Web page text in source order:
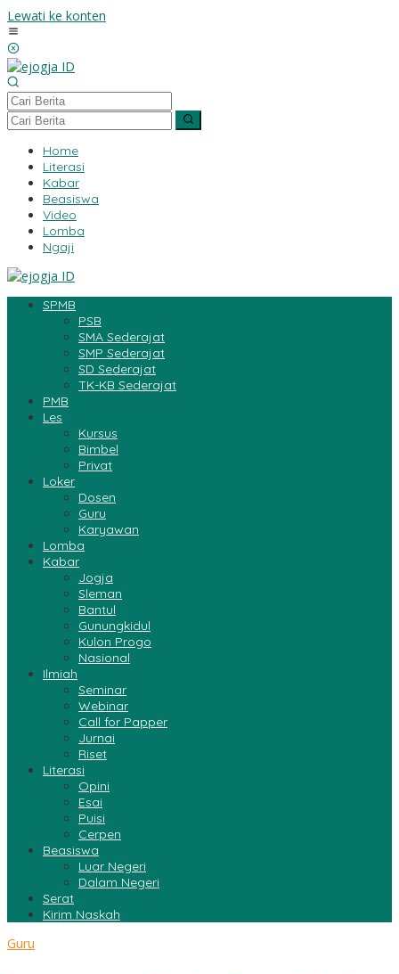
Lewati ke konten
Home
Literasi
Kabar
Beasiswa
Video
Lomba
Ngaji
SPMB
PSB
SMA Sederajat
SMP Sederajat
SD Sederajat
TK-KB Sederajat
PMB
Les
Kursus
Bimbel
Privat
Loker
Dosen
Guru
Karyawan
Lomba
Kabar
Jogja
Sleman
Bantul
Gunungkidul
Kulon Progo
Nasional
Ilmiah
Seminar
Webinar
Call for Papper
Jurnai
Riset
Literasi
Opini
Esai
Puisi
Cerpen
Beasiswa
Luar Negeri
Dalam Negeri
Serat
Kirim Naskah
Guru